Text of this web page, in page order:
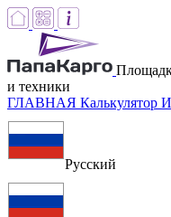
и техники
ГЛАВНАЯ Калькулятор
Русский